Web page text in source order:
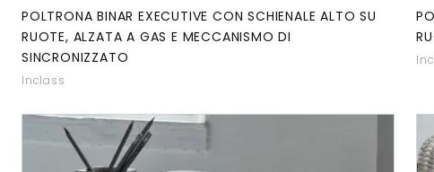
POLTRONA BINAR EXECUTIVE CON SCHIENALE ALTO SU
RUOTE, ALZATA A GAS E MECCANISMO DI
SINCRONIZZATO
Inclass